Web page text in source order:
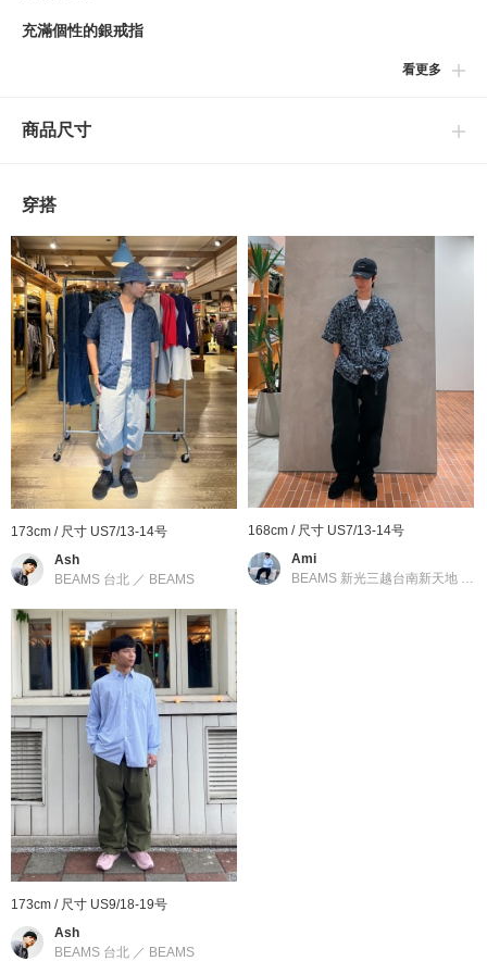
充滿個性的銀戒指
為原型的一款銀戒指新登場。獨一無二的設計能在手上綻放存在
XOR-030
※由於本商品為手工製作，每個設計具有些微的個體差，敬請見
諒。
XOLO JEWELRY
到店詢問時請告知店員下方的商品編號
商品編號：11-42-0141-910
» 聯絡我們
商品詳細
性別 ： MEN
分類 ： 飾品 ＞ 戒指
尺寸 ： US7/13-14号、US9/18-19号
素材 ： SILVER925
產地 ： 墨西哥製造
商品編號 ： 11-42-0141-910
看更多
商品尺寸
穿搭
173cm / 尺寸 US7/13-14号
Ash
BEAMS 台北 ／ BEAMS
168cm / 尺寸 US7/13-14号
Ami
BEAMS 新光三越台南新天地
173cm / 尺寸 US9/18-19号
Ash
BEAMS 台北 ／ BEAMS